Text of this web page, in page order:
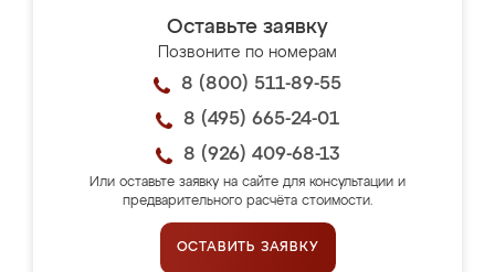
Оставьте заявку
Позвоните по номерам
8 (800) 511-89-55
8 (495) 665-24-01
8 (926) 409-68-13
Или оставьте заявку на сайте для консультации и
предварительного расчёта стоимости.
ОСТАВИТЬ ЗАЯВКУ